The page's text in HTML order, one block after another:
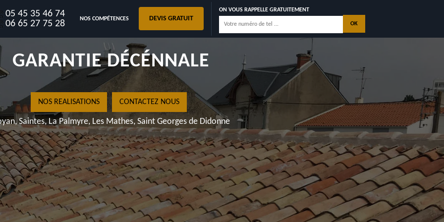
05 45 35 46 74
06 65 27 75 28
NOS COMPÉTENCES DEVIS GRATUIT
ON VOUS RAPPELLE GRATUITEMENT
D ARNOULT 17250 AVEC
GARANTIE DÉCÉNNALE
NOS REALISATIONS CONTACTEZ NOUS
Saintes, La Palmyre, Les Mathes, Saint Georges de Didonne